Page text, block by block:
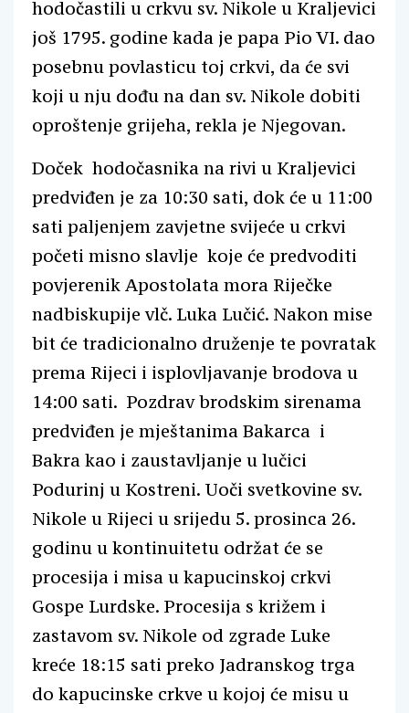
hodočastili u crkvu sv. Nikole u Kraljevici
još 1795. godine kada je papa Pio VI. dao
posebnu povlasticu toj crkvi, da će svi
koji u nju dođu na dan sv. Nikole dobiti
oproštenje grijeha, rekla je Njegovan.
Doček hodočasnika na rivi u Kraljevici
predviđen je za 10:30 sati, dok će u 11:00
sati paljenjem zavjetne svijeće u crkvi
početi misno slavlje koje će predvoditi
povjerenik Apostolata mora Riječke
nadbiskupije vlč. Luka Lučić. Nakon mise
bit će tradicionalno druženje te povratak
prema Rijeci i isplovljavanje brodova u
14:00 sati. Pozdrav brodskim sirenama
predviđen je mještanima Bakarca i
Bakra kao i zaustavljanje u lučici
Podurinj u Kostreni. Uoči svetkovine sv.
Nikole u Rijeci u srijedu 5. prosinca 26.
godinu u kontinuitetu održat će se
procesija i misa u kapucinskoj crkvi
Gospe Lurdske. Procesija s križem i
zastavom sv. Nikole od zgrade Luke
kreće 18:15 sati preko Jadranskog trga
do kapucinske crkve u kojoj će misu u